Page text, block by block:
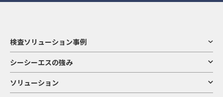
検査ソリューション事例
シーシーエスの強み
ソリューション